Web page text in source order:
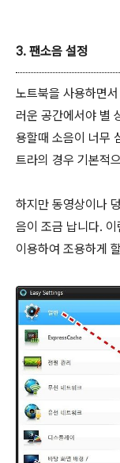
3. 팬소음 설정
노트북을 사용하면
러운 공간에서야 별
용할때 소음이 너무
트라의 경우 기본적
하지만 동영상이나
음이 조금 납니다.
이용하여 조용하게